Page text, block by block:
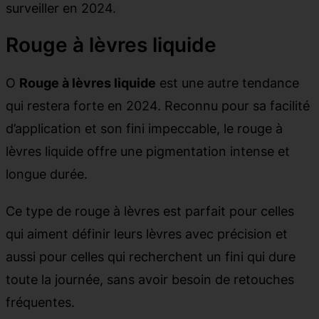
surveiller en 2024.
Rouge à lèvres liquide
O Rouge à lèvres liquide est une autre tendance
qui restera forte en 2024. Reconnu pour sa facilité
d’application et son fini impeccable, le rouge à
lèvres liquide offre une pigmentation intense et
longue durée.
Ce type de rouge à lèvres est parfait pour celles
qui aiment définir leurs lèvres avec précision et
aussi pour celles qui recherchent un fini qui dure
toute la journée, sans avoir besoin de retouches
fréquentes.